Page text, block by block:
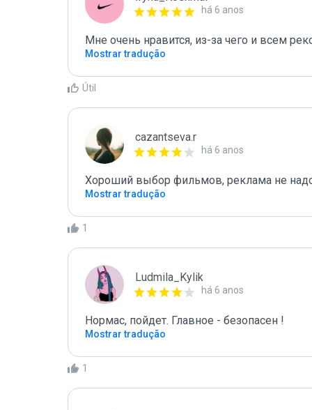
há 6 anos
Мне очень нравится, из-за чего и всем
Mostrar tradução
Útil
cazantseva.r
há 6 anos
Mostrar tradução
1
Ludmila_Kylik
há 6 anos
Нормас, пойдет. Главное - безопасен !
Mostrar tradução
1